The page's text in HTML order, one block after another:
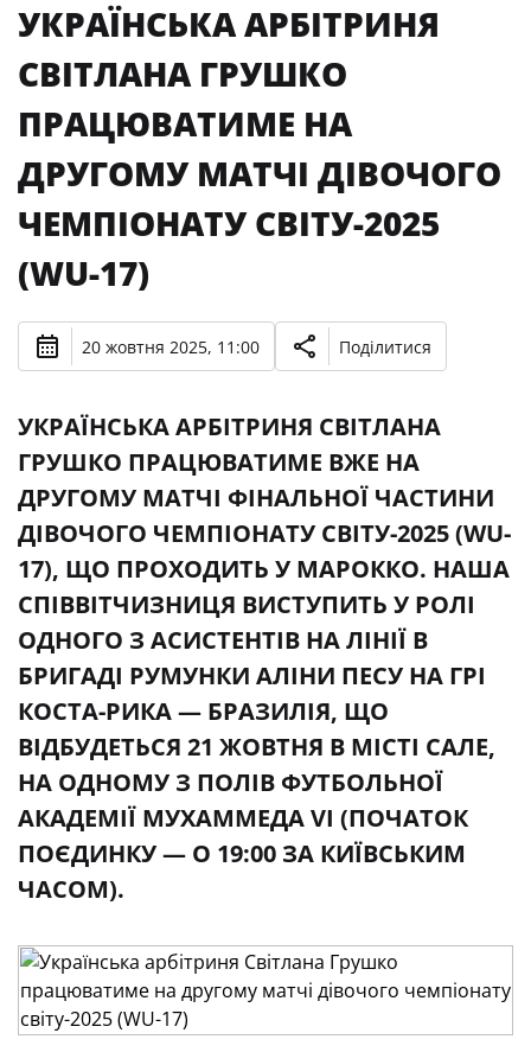
УКРАЇНСЬКА АРБІТРИНЯ
СВІТЛАНА ГРУШКО
ПРАЦЮВАТИМЕ НА
ДРУГОМУ МАТЧІ ДІВОЧОГО
ЧЕМПІОНАТУ СВІТУ-2025
(WU-17)
20 жовтня 2025, 11:00 Поділитися
УКРАЇНСЬКА АРБІТРИНЯ СВІТЛАНА
ГРУШКО ПРАЦЮВАТИМЕ ВЖЕ НА
ДРУГОМУ МАТЧІ ФІНАЛЬНОЇ ЧАСТИНИ
ДІВОЧОГО ЧЕМПІОНАТУ СВІТУ-2025 (WU-
17), ЩО ПРОХОДИТЬ У МАРОККО. НАША
СПІВВІТЧИЗНИЦЯ ВИСТУПИТЬ У РОЛІ
ОДНОГО З АСИСТЕНТІВ НА ЛІНІЇ В
БРИГАДІ РУМУНКИ АЛІНИ ПЕСУ НА ГРІ
КОСТА-РИКА — БРАЗИЛІЯ, ЩО
ВІДБУДЕТЬСЯ 21 ЖОВТНЯ В МІСТІ САЛЕ,
НА ОДНОМУ З ПОЛІВ ФУТБОЛЬНОЇ
АКАДЕМІЇ МУХАММЕДА VI (ПОЧАТОК
ПОЄДИНКУ — О 19:00 ЗА КИЇВСЬКИМ
ЧАСОМ).